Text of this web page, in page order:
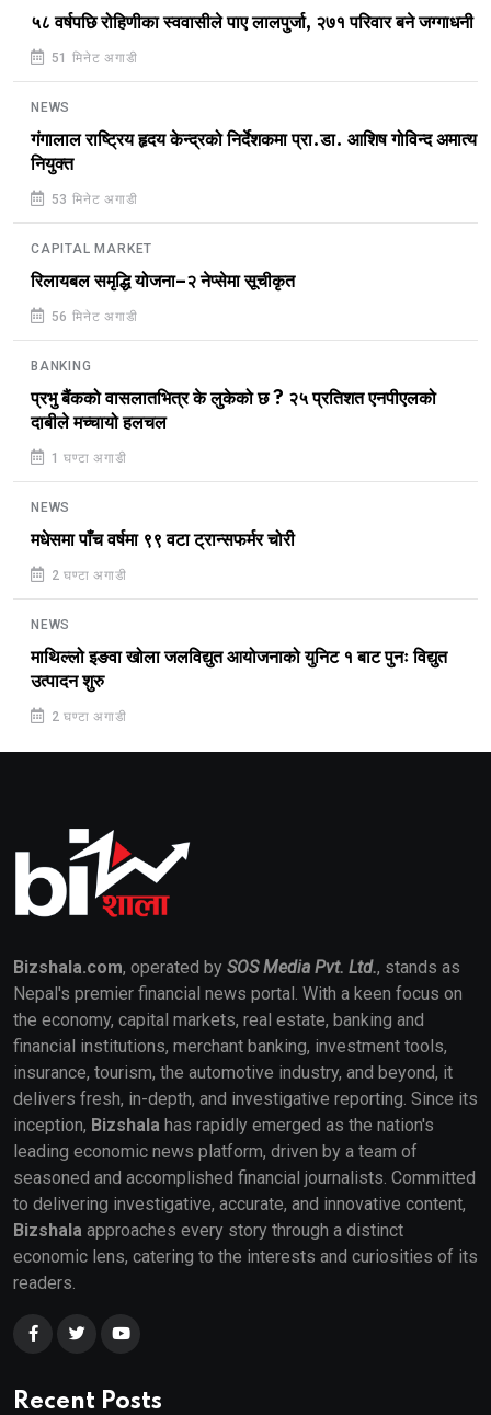
५८ वर्षपछि रोहिणीका स्ववासीले पाए लालपुर्जा, २७१ परिवार बने जग्गाधनी
51 मिनेट अगाडी
NEWS
गंगालाल राष्ट्रिय हृदय केन्द्रको निर्देशकमा प्रा.डा. आशिष गोविन्द अमात्य
नियुक्त
53 मिनेट अगाडी
CAPITAL MARKET
रिलायबल समृद्धि योजना–२ नेप्सेमा सूचीकृत
56 मिनेट अगाडी
BANKING
प्रभु बैंकको वासलातभित्र के लुकेको छ ? २५ प्रतिशत एनपीएलको
दाबीले मच्चायो हलचल
1 घण्टा अगाडी
NEWS
मधेसमा पाँच वर्षमा ९९ वटा ट्रान्सफर्मर चोरी
2 घण्टा अगाडी
NEWS
माथिल्लो इङवा खोला जलविद्युत आयोजनाको युनिट १ बाट पुनः विद्युत
उत्पादन शुरु
2 घण्टा अगाडी
Bizshala.com, operated by SOS Media Pvt. Ltd., stands as
Nepal's premier financial news portal. With a keen focus on
the economy, capital markets, real estate, banking and
financial institutions, merchant banking, investment tools,
insurance, tourism, the automotive industry, and beyond, it
delivers fresh, in-depth, and investigative reporting. Since its
inception, Bizshala has rapidly emerged as the nation's
leading economic news platform, driven by a team of
seasoned and accomplished financial journalists. Committed
to delivering investigative, accurate, and innovative content,
Bizshala approaches every story through a distinct
economic lens, catering to the interests and curiosities of its
readers.
Recent Posts